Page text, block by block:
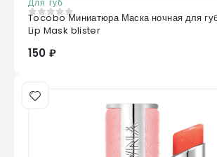
0 из 5
Tocobo Миниатюра Маска ночная для
Lip Mask blister
150 ₽